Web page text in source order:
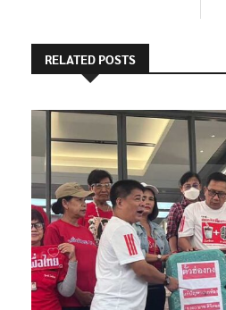
RELATED POSTS